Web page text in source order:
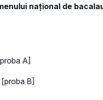
național de
A]
B]